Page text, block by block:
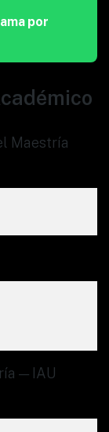
por
Maestría
— IAU